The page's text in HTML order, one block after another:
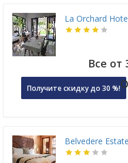
La Orchard
Все от
Получите скидку до 30 %!
Belvedere Estate